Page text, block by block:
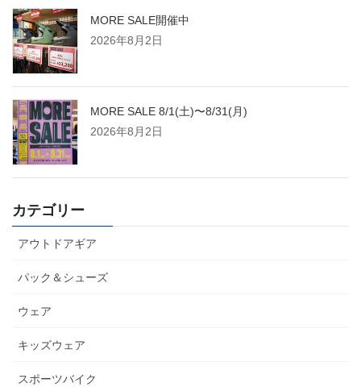
MORE SALE開催中
2026年8月2日
MORE SALE 8/1(土)〜8/31(月)
2026年8月2日
カテゴリー
アウトドアギア
パック＆シューズ
ウェア
キッズウェア
スポーツバイク